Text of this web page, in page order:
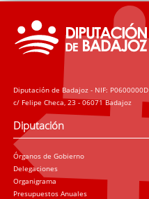
Diputación de Badajoz - NIF: P0600000D
c/ Felipe Checa, 23 - 06071 Badajoz
Diputación
Órganos de Gobierno
Delegaciones
Organigrama
Presupuestos Anuales